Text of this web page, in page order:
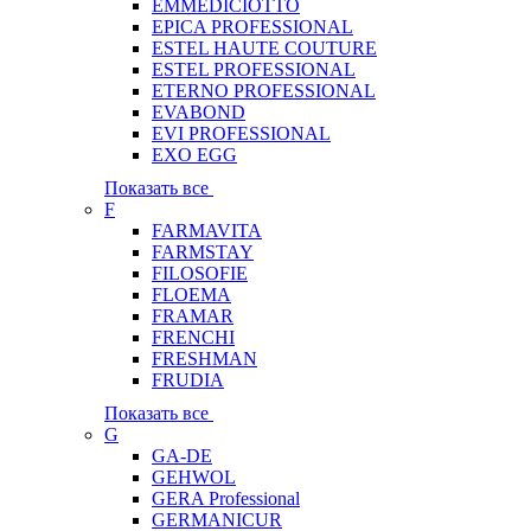
EMMEDICIOTTO
EPICA PROFESSIONAL
ESTEL HAUTE COUTURE
ESTEL PROFESSIONAL
ETERNO PROFESSIONAL
EVABOND
EVI PROFESSIONAL
EXO EGG
Показать все
F
FARMAVITA
FARMSTAY
FILOSOFIE
FLOEMA
FRAMAR
FRENCHI
FRESHMAN
FRUDIA
Показать все
G
GA-DE
GEHWOL
GERA Professional
GERMANICUR